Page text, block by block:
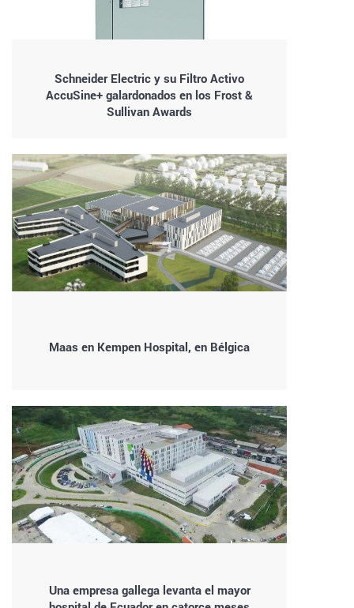
Schneider Electric y su Filtro Activo
AccuSine+ galardonados en los Frost &
Sullivan Awards
Maas en Kempen Hospital, en Bélgica
Una empresa gallega levanta el mayor